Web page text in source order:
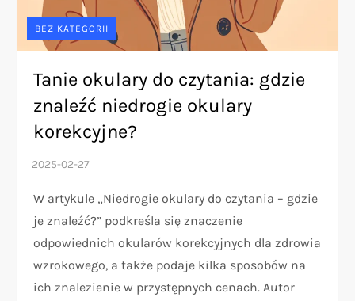
BEZ KATEGORII
Tanie okulary do czytania: gdzie
znaleźć niedrogie okulary
korekcyjne?
W artykule „Niedrogie okulary do czytania – gdzie
je znaleźć?” podkreśla się znaczenie
odpowiednich okularów korekcyjnych dla zdrowia
wzrokowego, a także podaje kilka sposobów na
ich znalezienie w przystępnych cenach. Autor